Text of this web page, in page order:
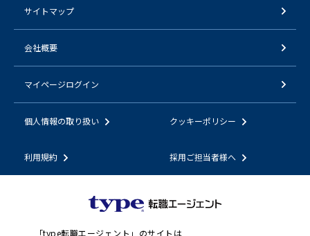
サイトマップ
会社概要
マイページログイン
個人情報の取り扱い クッキーポリシー
利用規約 採用ご担当者様へ
「type転職エージェント 」のサイトは